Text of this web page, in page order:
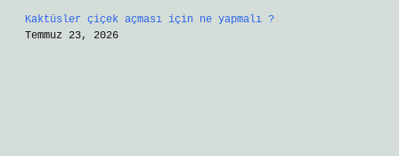
Kaktüsler çiçek açması için ne yapmalı ?
Temmuz 23, 2026